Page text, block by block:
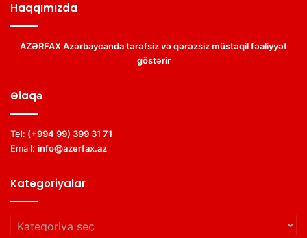
Haqqımızda
AZƏRFAX Azərbaycanda tərəfsiz və qərəzsiz müstəqil fəaliyyət
göstərir
Əlaqə
Tel: (+994 99) 399 31 71
Email: info@azerfax.az
Kategoriyalar
Kategoriyalar